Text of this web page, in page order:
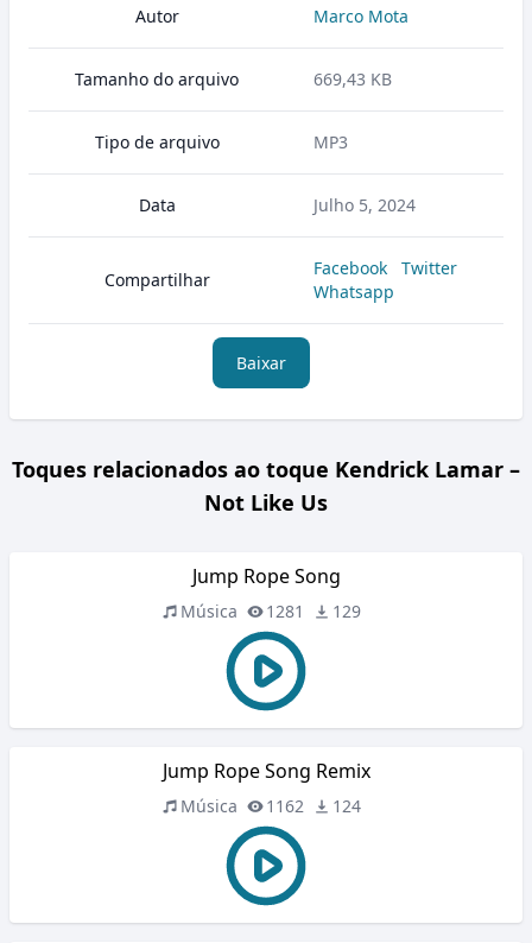
Autor Marco Mota
Tamanho do arquivo 669,43 KB
Tipo de arquivo MP3
Data Julho 5, 2024
Compartilhar
Facebook
Twitter
Whatsapp
Baixar
Toques relacionados ao toque Kendrick Lamar –
Not Like Us
Jump Rope Song
Música 1281 129
Jump Rope Song Remix
Música 1162 124